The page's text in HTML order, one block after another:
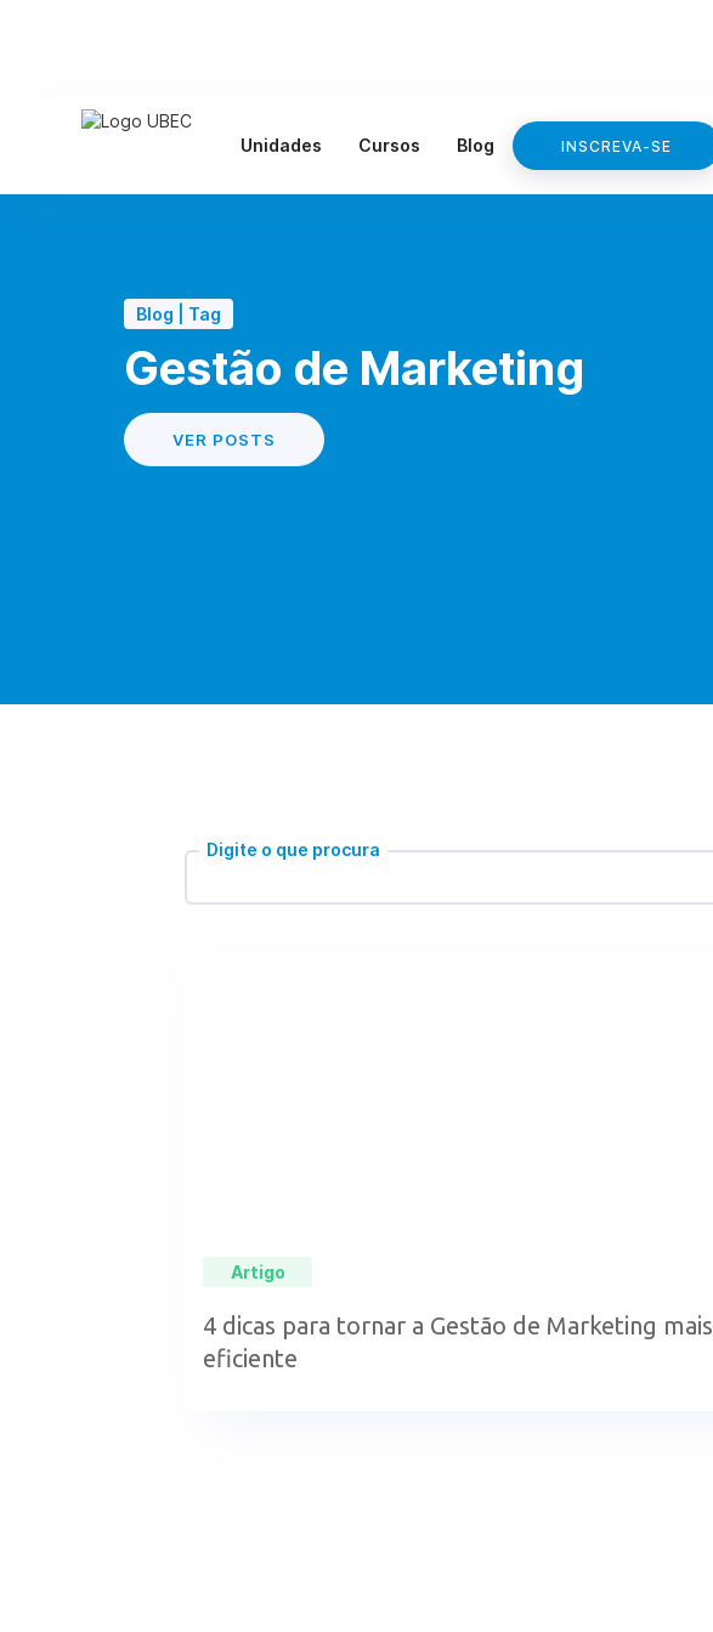
Unidades Cursos Blog INSCREVA-SE
Blog | Tag
Gestão de Marketing
VER POSTS
Digite o que procura
Artigo
4 dicas para tornar a Gestão de Marketing mais
eficiente